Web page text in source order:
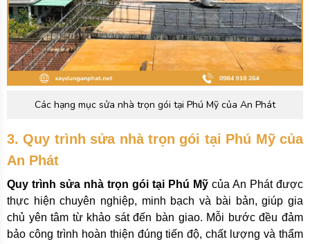
Các hạng mục sửa nhà trọn gói tại Phú Mỹ của An Phát
3. Quy trình sửa nhà trọn gói tại Phú Mỹ của
An Phát
Quy trình sửa nhà trọn gói tại Phú Mỹ của An Phát được
thực hiện chuyên nghiệp, minh bạch và bài bản, giúp gia
chủ yên tâm từ khảo sát đến bàn giao. Mỗi bước đều đảm
bảo công trình hoàn thiện đúng tiến độ, chất lượng và thẩm